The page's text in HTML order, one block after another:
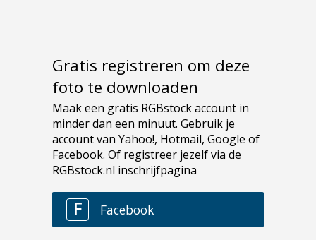
Gratis registreren om deze
foto te downloaden